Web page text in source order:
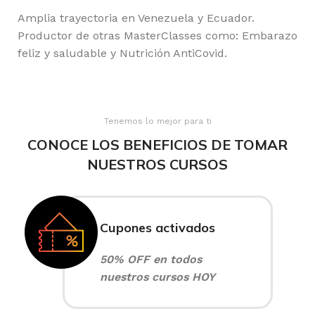
Amplia trayectoria en Venezuela y Ecuador.
Productor de otras MasterClasses como: Embarazo
feliz y saludable y Nutrición AntiCovid.
Tenemos lo mejor para ti
CONOCE LOS BENEFICIOS DE TOMAR
NUESTROS CURSOS
Cupones activados
50% OFF en todos
nuestros cursos HOY